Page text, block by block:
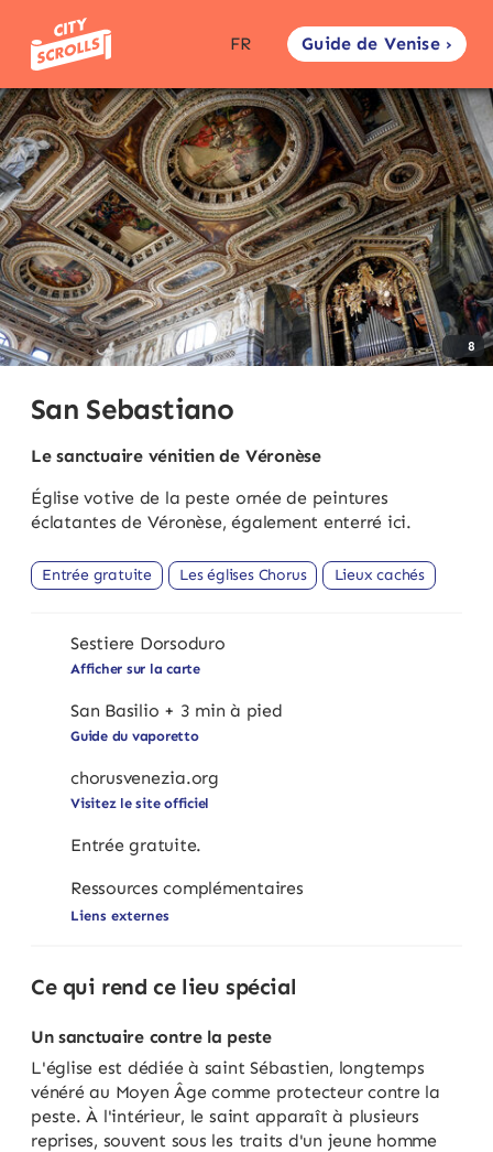
FR Guide de Venise ›
8
San Sebastiano
Le sanctuaire vénitien de Véronèse
Église votive de la peste ornée de peintures
éclatantes de Véronèse, également enterré ici.
Entrée gratuite Les églises Chorus Lieux cachés
Sestiere Dorsoduro
Afficher sur la carte
San Basilio + 3 min à pied
Guide du vaporetto
chorusvenezia.org
Visitez le site officiel
Entrée gratuite.
Ressources complémentaires
Liens externes
Ce qui rend ce lieu spécial
Un sanctuaire contre la peste
L'église est dédiée à saint Sébastien, longtemps
vénéré au Moyen Âge comme protecteur contre la
peste. À l'intérieur, le saint apparaît à plusieurs
reprises, souvent sous les traits d'un jeune homme